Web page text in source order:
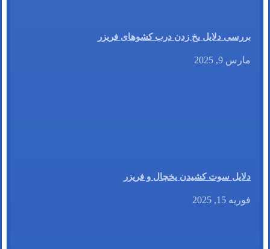
بررسی دلایل یخ زدن درب کشوهای فریزر
مارس 9, 2025
دلایل سوت کشیدن یخچال و فریزر
فوریه 15, 2025